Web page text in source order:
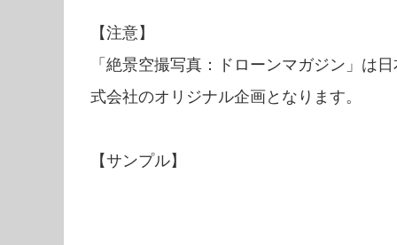
【注意】
「絶景空撮写真：ドローンマガジン」は
式会社のオリジナル企画となります。
【サンプル】